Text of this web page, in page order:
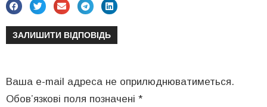
ЗАЛИШИТИ ВІДПОВІДЬ
Ваша e-mail адреса не оприлюднюватиметься.
Обов’язкові поля позначені *